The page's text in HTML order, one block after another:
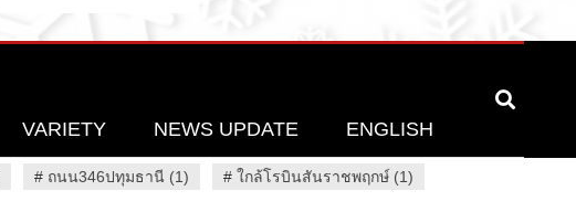
VARIETY NEWS UPDATE ENGLISH
# ถนน346ปทุมธานี (1) # ใกล้โรบินสันราชพฤกษ์ (1)